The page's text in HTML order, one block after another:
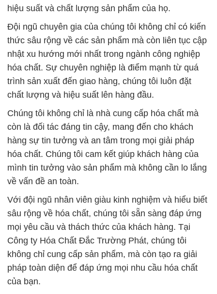
hiệu suất và chất lượng sản phẩm của họ.
Đội ngũ chuyên gia của chúng tôi không chỉ có kiến
thức sâu rộng về các sản phẩm mà còn liên tục cập
nhật xu hướng mới nhất trong ngành công nghiệp
hóa chất. Sự chuyên nghiệp là điểm mạnh từ quá
trình sản xuất đến giao hàng, chúng tôi luôn đặt
chất lượng và hiệu suất lên hàng đầu.
Chúng tôi không chỉ là nhà cung cấp hóa chất mà
còn là đối tác đáng tin cậy, mang đến cho khách
hàng sự tin tưởng và an tâm trong mọi giải pháp
hóa chất. Chúng tôi cam kết giúp khách hàng của
mình tin tưởng vào sản phẩm mà không cần lo lắng
về vấn đề an toàn.
Với đội ngũ nhân viên giàu kinh nghiệm và hiểu biết
sâu rộng về hóa chất, chúng tôi sẵn sàng đáp ứng
mọi yêu cầu và thách thức của khách hàng. Tại
Công ty Hóa Chất Đắc Trường Phát, chúng tôi
không chỉ cung cấp sản phẩm, mà còn tạo ra giải
pháp toàn diện để đáp ứng mọi nhu cầu hóa chất
của bạn.